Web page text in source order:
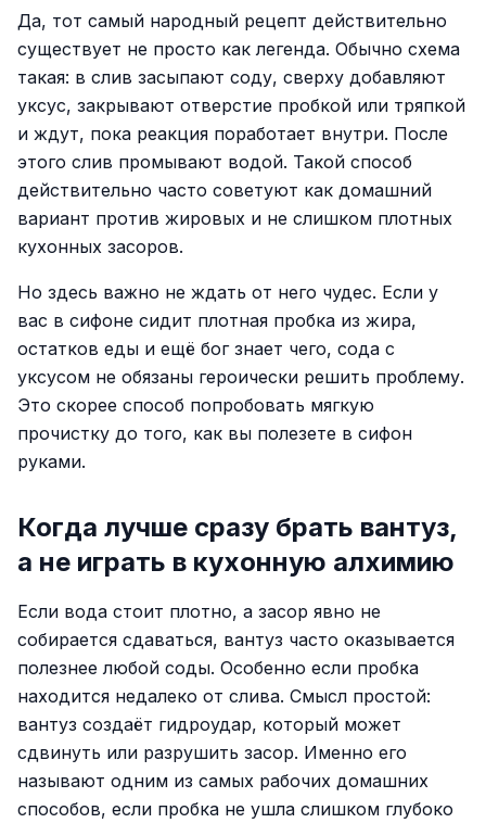
Да, тот самый народный рецепт действительно
существует не просто как легенда. Обычно схема
такая: в слив засыпают соду, сверху добавляют
уксус, закрывают отверстие пробкой или тряпкой
и ждут, пока реакция поработает внутри. После
этого слив промывают водой. Такой способ
действительно часто советуют как домашний
вариант против жировых и не слишком плотных
кухонных засоров.
Но здесь важно не ждать от него чудес. Если у
вас в сифоне сидит плотная пробка из жира,
остатков еды и ещё бог знает чего, сода с
уксусом не обязаны героически решить проблему.
Это скорее способ попробовать мягкую
прочистку до того, как вы полезете в сифон
руками.
Когда лучше сразу брать вантуз,
а не играть в кухонную алхимию
Если вода стоит плотно, а засор явно не
собирается сдаваться, вантуз часто оказывается
полезнее любой соды. Особенно если пробка
находится недалеко от слива. Смысл простой:
вантуз создаёт гидроудар, который может
сдвинуть или разрушить засор. Именно его
называют одним из самых рабочих домашних
способов, если пробка не ушла слишком глубоко